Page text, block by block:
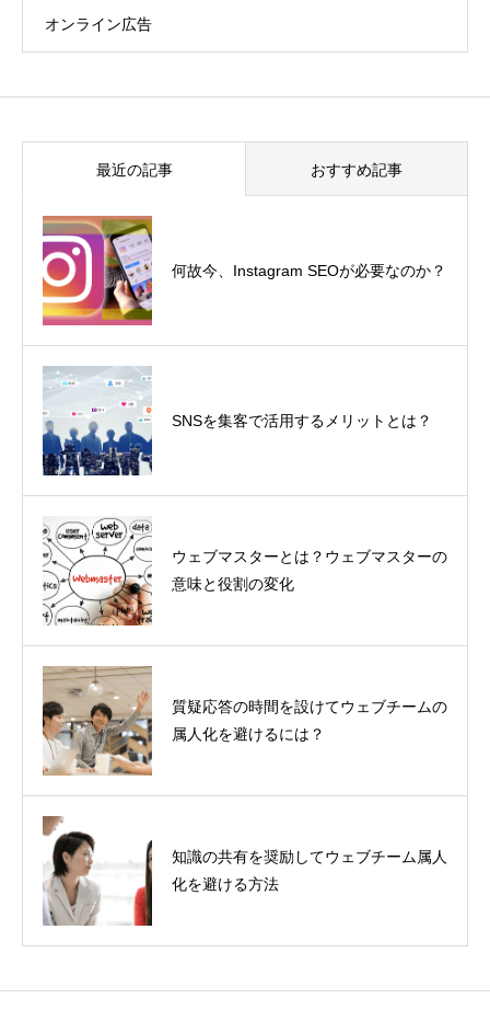
オンライン広告
最近の記事 おすすめ記事
何故今、Instagram SEOが必要なのか？
SNSを集客で活用するメリットとは？
ウェブマスターとは？ウェブマスターの
意味と役割の変化
質疑応答の時間を設けてウェブチームの
属人化を避けるには？
知識の共有を奨励してウェブチーム属人
化を避ける方法